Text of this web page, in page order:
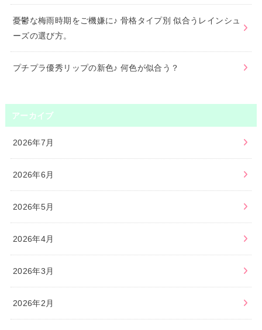
憂鬱な梅雨時期をご機嫌に♪ 骨格タイプ別 似合うレインシュ
ーズの選び方。
プチプラ優秀リップの新色♪ 何色が似合う？
アーカイブ
2026年7月
2026年6月
2026年5月
2026年4月
2026年3月
2026年2月